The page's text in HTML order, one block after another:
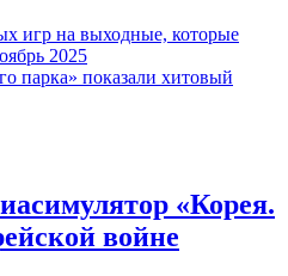
игр на выходные, которые
2025
парка» показали хитовый
«Корея.
войне